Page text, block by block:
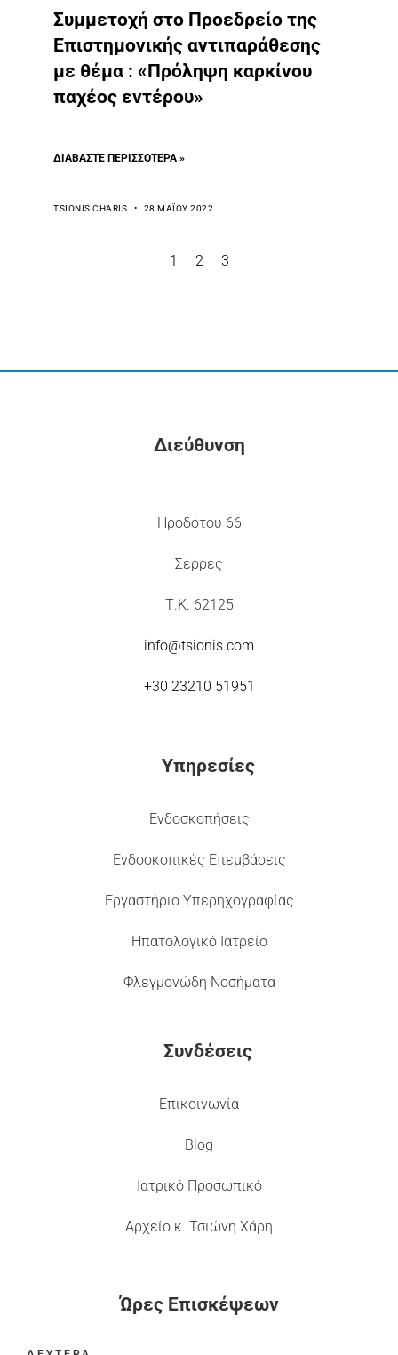
Συμμετοχή στο Προεδρείο της
Επιστημονικής αντιπαράθεσης
με θέμα : «Πρόληψη καρκίνου
παχέος εντέρου»
ΔΙΑΒΆΣΤΕ ΠΕΡΙΣΣΌΤΕΡΑ »
TSIONIS CHARIS 28 ΜΑΪ́ΟΥ 2022
1 2 3
Διεύθυνση
Ηροδότου 66
Σέρρες
Τ.Κ. 62125
info@tsionis.com
+30 23210 51951
Υπηρεσίες
Ενδοσκοπήσεις
Ενδοσκοπικές Επεμβάσεις
Εργαστήριο Υπερηχογραφίας
Ηπατολογικό Ιατρείο
Φλεγμονώδη Νοσήματα
Συνδέσεις
Επικοινωνία
Blog
Ιατρικό Προσωπικό
Αρχείο κ. Τσιώνη Χάρη
Ώρες Επισκέψεων